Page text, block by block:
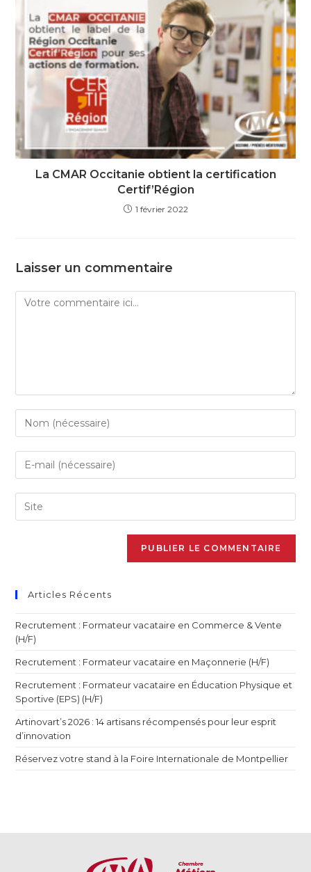
La CMAR Occitanie obtient la certification
Certif’Région
1 février 2022
Laisser un commentaire
Articles Récents
Recrutement : Formateur vacataire en Commerce & Vente
(H/F)
Recrutement : Formateur vacataire en Maçonnerie (H/F)
Recrutement : Formateur vacataire en Éducation Physique et
Sportive (EPS) (H/F)
Artinovart’s 2026 : 14 artisans récompensés pour leur esprit
d’innovation
Réservez votre stand à la Foire Internationale de Montpellier